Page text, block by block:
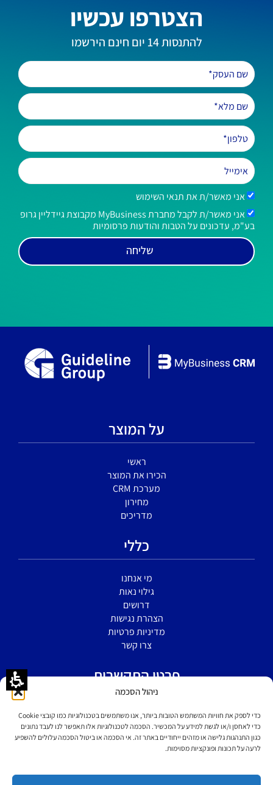
ניהול הסכמה
כדי לספק את חוויות המשתמש הטובות ביותר, אנו משתמשים בטכנולוגיות כמו קובצי Cookie
כדי לאחסן ו/או לגשת למידע על המכשיר. הסכמה לטכנולוגיות אלו תאפשר לנו לעבד נתונים
כגון התנהגות גלישה או מזהים ייחודיים באתר זה. אי הסכמה או ביטול הסכמה עלולים להשפיע
לרעה על תכונות ופונקציות מסוימות.
הצטרפו עכשיו
להתנסות 14 יום חינם הירשמו
אני מאשר/ת את תנאי השימוש
אני מאשר/ת לקבל מחברת MyBusiness מקבוצת גיידליין גרופ
בע"מ, עדכונים על הטבות והודעות פרסומיות
שליחה
על המוצר
ראשי
הכירו את המוצר
מערכת CRM
מחירון
מדריכים
כללי
מי אנחנו
גילוי נאות
דרושים
הצהרת נגישות
מדיניות פרטיות
צרו קשר
פרטי התקשרות
077-6049599